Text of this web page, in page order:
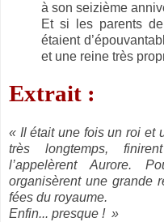
à son seizième
Et si les parents
étaient
et une reine très
Extrait :
« Il était une fois un roi et
très longtemps,
l’appelèrent Aurore.
organisèrent une grande
fées du royaume.
Enfin... presque ! »